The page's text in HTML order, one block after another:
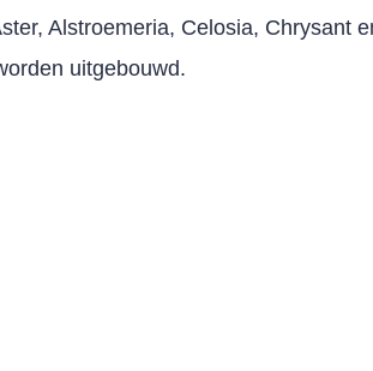
Alstroemeria, Celosia, Chrysant
uitgebouwd.